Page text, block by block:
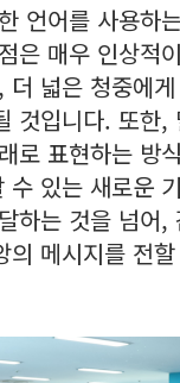
언어를 사용하
은 매우 인상적
넓은 청중에
것입니다. 또한,
로 표현하는 방
수 있는 새로운
하는 것을 넘어,
의 메시지를 전